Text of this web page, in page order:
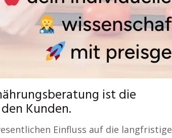
ist die
Kunden.
Einfluss auf die langfristige